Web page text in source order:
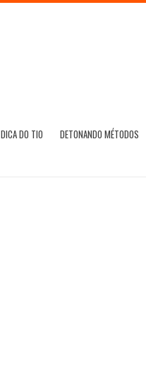
DICA DO TIO DETONANDO MÉTODOS